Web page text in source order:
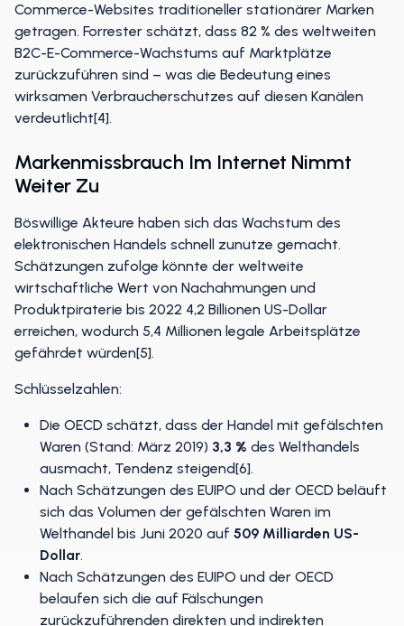
Commerce-Websites traditioneller stationärer Marken
getragen. Forrester schätzt, dass 82 % des weltweiten
B2C-E-Commerce-Wachstums auf Marktplätze
zurückzuführen sind – was die Bedeutung eines
wirksamen Verbraucherschutzes auf diesen Kanälen
verdeutlicht[4].
Markenmissbrauch Im Internet Nimmt
Weiter Zu
Böswillige Akteure haben sich das Wachstum des
elektronischen Handels schnell zunutze gemacht.
Schätzungen zufolge könnte der weltweite
wirtschaftliche Wert von Nachahmungen und
Produktpiraterie bis 2022 4,2 Billionen US-Dollar
erreichen, wodurch 5,4 Millionen legale Arbeitsplätze
gefährdet würden[5].
Schlüsselzahlen:
Die OECD schätzt, dass der Handel mit gefälschten
Waren (Stand: März 2019) 3,3 % des Welthandels
ausmacht, Tendenz steigend[6].
Nach Schätzungen des EUIPO und der OECD beläuft
sich das Volumen der gefälschten Waren im
Welthandel bis Juni 2020 auf 509 Milliarden US-
Dollar.
Nach Schätzungen des EUIPO und der OECD
belaufen sich die auf Fälschungen
zurückzuführenden direkten und indirekten